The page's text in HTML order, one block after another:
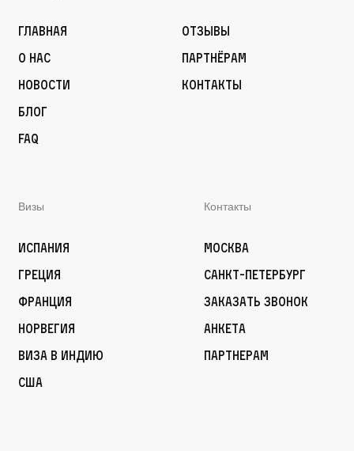
Главная
О нас
Новости
Блог
FAQ
Отзывы
Партнёрам
Контакты
Визы
Испания
Греция
Франция
Норвегия
Виза в Индию
США
Контакты
Москва
Санкт-Петербург
Заказать звонок
Анкета
Партнерам